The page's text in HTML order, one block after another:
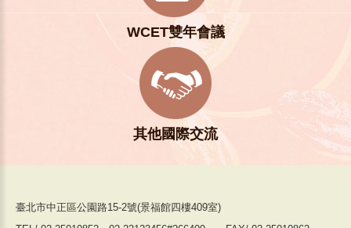
WCET雙年會議
其他國際交流
臺北市中正區公園路15-2號(景福館四樓409室)